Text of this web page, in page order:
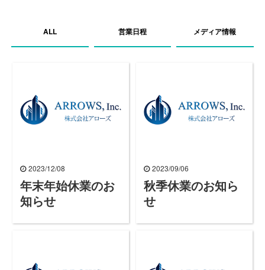
ALL 営業日程 メディア情報
2023/12/08
年末年始休業のお
知らせ
2023/09/06
秋季休業のお知ら
せ